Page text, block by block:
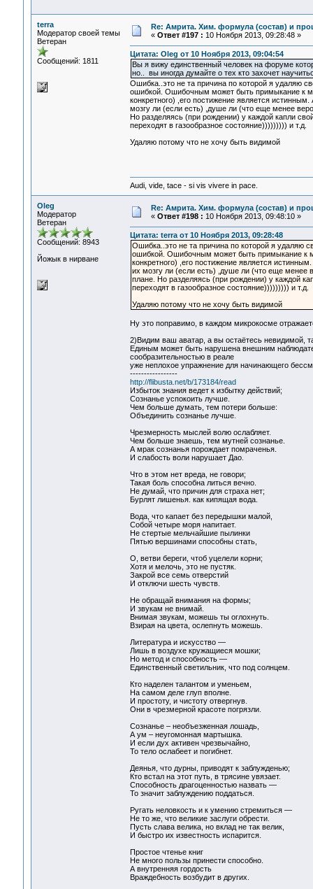
terra
Модератор своей темы
Ветеран
Сообщений: 1811
Re: Амрита. Хим. формула (состав) и
« Ответ #197 : 10 Ноября 2013, 09:28:48 »
Цитата: Oleg от 10 Ноября 2013, 09:04:54
Вы я вижу единственный человек на форуме
но.. вы иногда думайте о тех кто захочет
Ошибка..это не та причина по которой я удаляю
ошибкой. Ошибочным может быть примыкание к
конкретного) ,его постижение является
мозгу ли (если есть) ,душе ли (что еще менее
Но разделяясь (при рождении) у каждой капли
переходят в газообразное состояние))))))))) и т.д.
Удаляю потому что не хочу быть видимой
Audi, vide, tace - si vis vivere in pace.
Oleg
Модератор
Ветеран
Сообщений: 8943
Йожык в нирване
Re: Амрита. Хим. формула (состав) и
« Ответ #198 : 10 Ноября 2013, 09:48:10 »
Цитата: terra от 10 Ноября 2013, 09:28:48
Ошибка..это не та причина по которой я удаляю
ошибкой. Ошибочным может быть примыкание к
конкретного) ,его постижение является
их мозгу ли (если есть) ,душе ли (что еще менее
плане. Но разделяясь (при рождении) у каждой
переходят в газообразное состояние))))))))) и т.д.
Удаляю потому что не хочу быть видимой
Ну это поправимо, в каждом микрокосме
2)Видим ваш аватар, а вы остаётесь невидимой,
Единым может быть нарушена внешним
сообразительностью в реале
уже неплохое упражнение для начинающего
-----------------
http://flibusta.net/b/173184/read
Избыток знания ведет к избытку действий;
Сознанье успокоить лучше.
Чем больше думать, тем потери больше:
Объединить сознанье лучше.
Чрезмерность мыслей волю ослабляет.
Чем больше знаешь, тем мутней сознанье.
А мрак сознанья порождает помраченья.
И слабость воли нарушает Дао.
Что в этом нет вреда, не говори;
Такая боль способна литься вечно.
Не думай, что причин для страха нет;
Бурлят лишенья. как кипящая вода.
Вода, что капает без передышки малой,
Собой четыре моря напитает.
Не стертые мельчайшие пылинки
Пятью вершинами способны стать,
О, ветви береги, чтоб уцелели корни;
Хотя и мелочь, это не пустяк.
Закрой все семь отверстий
И отключи шесть чувств.
Не обращай внимания на формы;
И звукам не внимай.
Внимая звукам, можешь ты оглохнуть.
Взирая на цвета, ослепнуть можешь.
Литература и искусство —
Лишь в воздухе кружащиеся мошки;
Но метод и способность —
Единственный светильник, что под солнцем.
Кто наделен талантом и уменьем,
На самом деле глуп вполне.
И простоту, и чистоту отвергнув.
Они в чрезмерной красоте погрязли.
Сознанье – необъезженная лошадь,
А ум – неугомонная мартышка.
И если дух активен чрезвычайно,
То тело ослабеет и погибнет.
Деянья, что дурны, приводят к заблужденью;
Кто встал на этот путь, в трясине увязает.
Способность драгоценностью назвать —
То значит заблуждению поддаться.
Ругать неловкость и к умению стремиться —
Не то же, что великие заслуги обрести.
Пусть слава велика, но вклад не так велик,
И быстро их известность испарится.
Простое чтенье книг
Не много пользы принести способно.
А внутренняя гордость
Враждебность возбудит в других.